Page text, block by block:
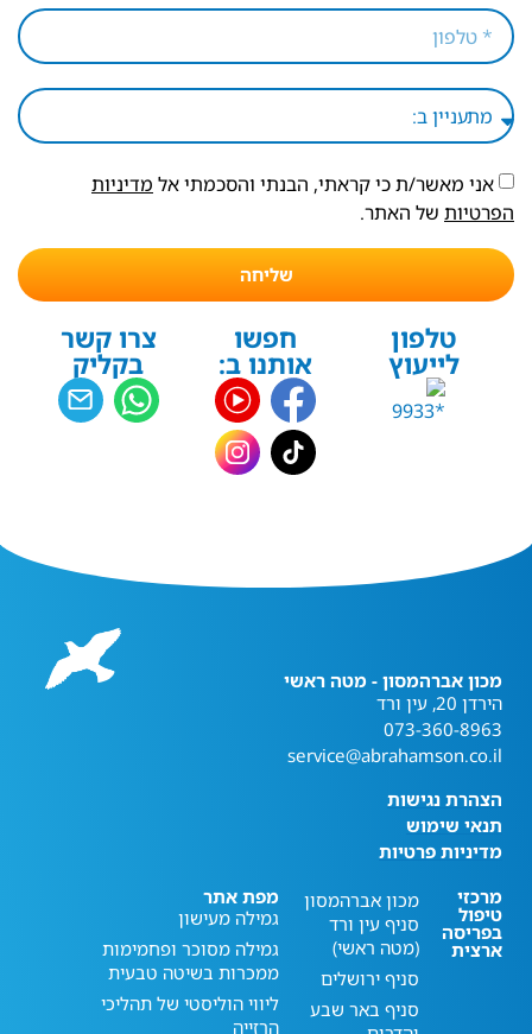
אני מאשר/ת כי קראתי, הבנתי והסכמתי אל מדיניות
הפרטיות של האתר.
שליחה
טלפון
לייעוץ
חפשו
אותנו ב:
צרו קשר
בקליק
מכון אברהמסון - מטה ראשי
הירדן 20, עין ורד
073-360-8963
service@abrahamson.co.il
הצהרת נגישות
תנאי שימוש
מדיניות פרטיות
מרכזי
טיפול
בפריסה
ארצית
מכון אברהמסון
סניף עין ורד
(מטה ראשי)
סניף ירושלים
סניף באר שבע
מפת אתר
גמילה מעישון
גמילה מסוכר ופחמימות
ממכרות בשיטה טבעית
ליווי הוליסטי של תהליכי
הרזייה